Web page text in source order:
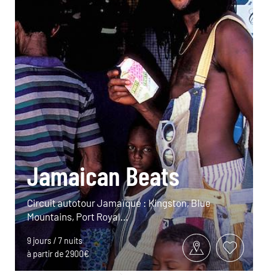
Jamaican Beats
Circuit autotour Jamaïque : Kingston, Blue
Mountains, Port Royal…
9 jours / 7 nuits
à partir de 2900€